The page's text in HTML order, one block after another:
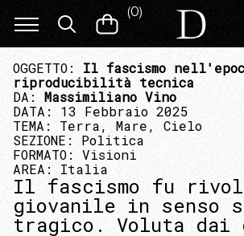
(0)
OGGETTO: Il fascismo
riproducibilità tecnica
DA: Massimiliano Vino
DATA: 13 Febbraio 2025
TEMA: Terra, Mare, Cielo
SEZIONE: Politica
FORMATO: Visioni
AREA: Italia
Il fascismo fu
giovanile in senso
tragico. Voluta dai